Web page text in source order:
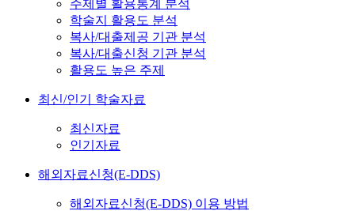
주제별 활용통계 분석
학술지 활용도 분석
복사/대출제공 기관 분석
복사/대출신청 기관 분석
활용도 높은 주제
최신/인기 학술자료
최신자료
인기자료
해외자료신청(E-DDS)
해외자료신청(E-DDS) 이용 방법